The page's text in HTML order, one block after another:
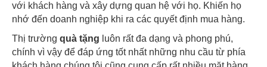
với khách hàng và xây dựng quan hệ với họ. Khiến họ
nhớ đến doanh nghiệp khi ra các quyết định mua hàng.
Thị trường quà tặng luôn rất đa dạng và phong phú,
chính vì vậy để đáp ứng tốt nhất những nhu cầu từ phía